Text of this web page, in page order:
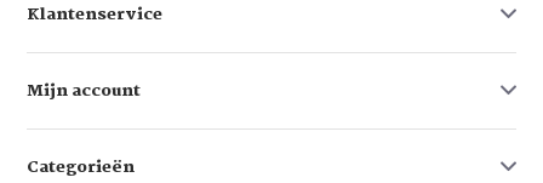
Klantenservice
Mijn account
Categorieën